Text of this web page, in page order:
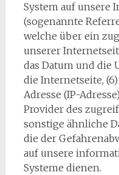
System auf unsere
(sogenannte
welche über ein
unserer
das Datum und die
die Internetseite,
Adresse (IP-
Provider des
sonstige ähnliche
die der
auf unsere
Systeme dienen.